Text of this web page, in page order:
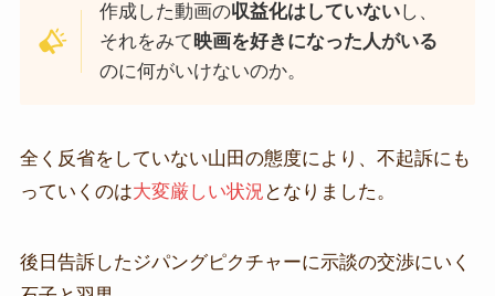
作成した動画の収益化はしていないし、
それをみて映画を好きになった人がいる
のに何がいけないのか。
全く反省をしていない山田の態度により、不起訴にも
っていくのは大変厳しい状況 となりました。
後日告訴したジパングピクチャーに示談の交渉にいく